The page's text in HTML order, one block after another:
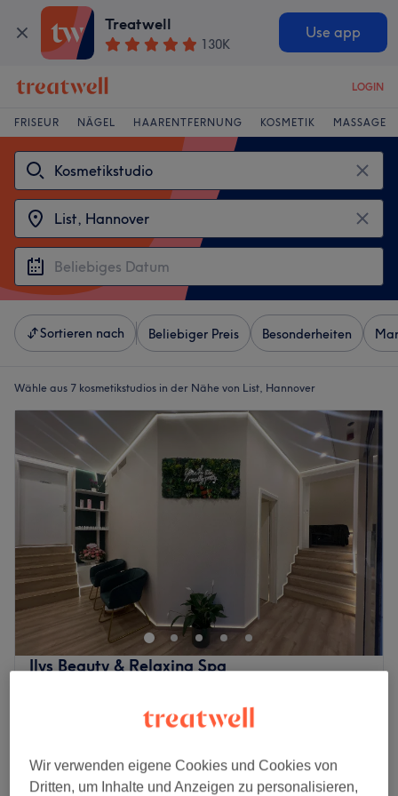
Treatwell
130K
Use app
LOGIN
FRISEUR NÄGEL HAARENTFERNUNG KOSMETIK MASSAGE
Sortieren nach Beliebiger Preis Besonderheiten
Wähle aus 7 kosmetikstudios in der Nähe von List, Hannover
Ilys Beauty & Relaxing Spa
Auf Karte anzeigen
15 Min. - 30 Min.
Spare bis zu 10%
Wir verwenden eigene Cookies und Cookies von
Dritten, um Inhalte und Anzeigen zu personalisieren,